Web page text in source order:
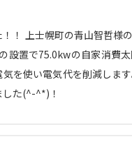
！ 上士幌町の青山智哲
設置で75.0kwの自家消費
を使い電気代を削減しま
た(^-^*)！